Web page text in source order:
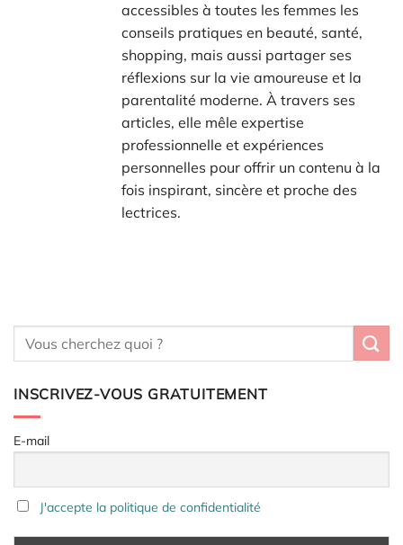
accessibles à toutes les femmes les
conseils pratiques en beauté, santé,
shopping, mais aussi partager ses
réflexions sur la vie amoureuse et la
parentalité moderne. À travers ses
articles, elle mêle expertise
professionnelle et expériences
personnelles pour offrir un contenu à la
fois inspirant, sincère et proche des
lectrices.
INSCRIVEZ-VOUS GRATUITEMENT
E-mail
J'accepte la politique de confidentialité